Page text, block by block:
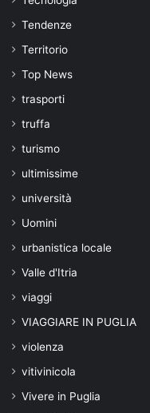
Tendenze
Territorio
Top News
trasporti
truffa
turismo
ultimissime
università
Uomini
urbanistica locale
Valle d'Itria
viaggi
VIAGGIARE IN PUGLIA
violenza
vitivinicola
Vivere in Puglia